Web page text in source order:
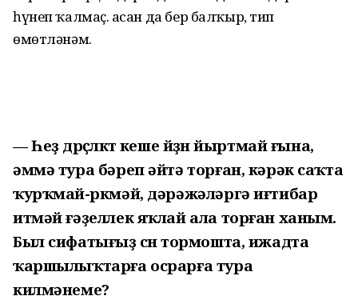
һүнеп ҡалмаҫ. Ҡасан да бер балҡыр, тип
өмөтләнәм.
— Һеҙ дөрөҫлөктө кеше йөҙөн йыртмай ғына,
әммә тура бәреп әйтә торған, кәрәк саҡта
ҡурҡмай-өркмәй, дәрәжәләргә иғтибар
итмәй ғәҙеллек яҡлай ала торған ханым.
Был сифатығыҙ өсөн тормошта, ижадта
ҡаршылыҡтарға осрарға тура
килмәнеме?